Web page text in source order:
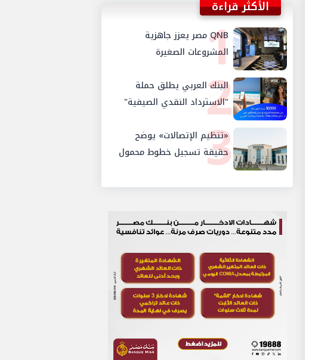
الأكثر قراءة
1QNB مصر يعزز جاهزية
المشروعات الصغيرة
والمتوسطة للنمو والتوسع من
خلال برنامج أبطال المشروعات
الصغيرة والمتوسطة
2
البنك العربي يطلق حملة
"الاسترداد النقدي الصيفية"
لحاملي بطاقات فيزا الائتمانية
3
«تنظيم الإتصالات» يوضح
حقيقة تسجيل خطوط محمول
بأسماء مواطنين دون علمهم